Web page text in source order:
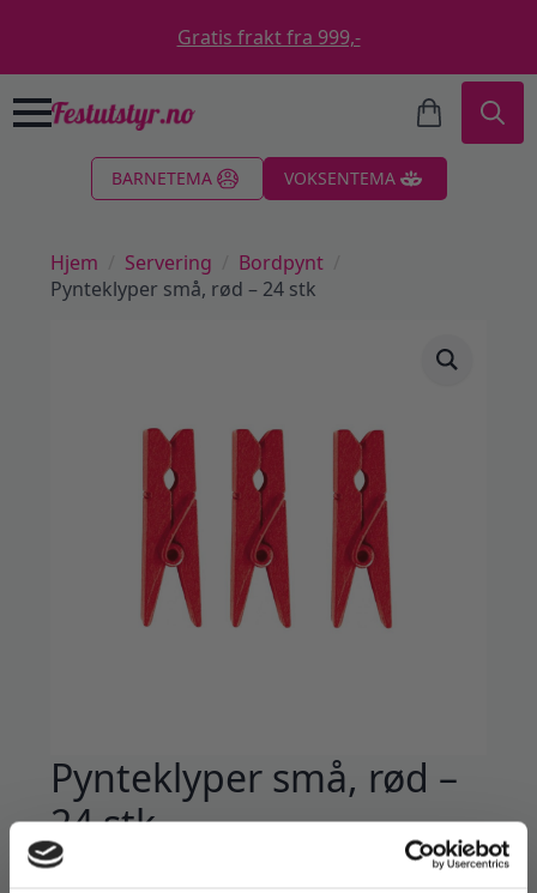
Gratis frakt fra 999,-
BARNETEMA VOKSENTEMA
Hjem Servering
Bordpynt
Pynteklyper små, rød – 24 stk
Pynteklyper små, rød –
24 stk
45